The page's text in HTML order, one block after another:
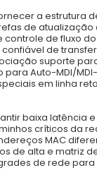
a estrutura
de atualização
de fluxo do
de
suporte
Auto-MDI/
em linha
baixa latência
críticos da
MAC
de alta e matriz
de rede